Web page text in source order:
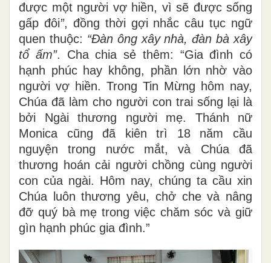
được một người vợ hiền, vì sẽ được sống
gấp đôi”, đồng thời gợi nhắc câu tục ngữ
quen thuộc: “Đàn ông xây nhà, đàn bà xây
tổ ấm”. Cha chia sẻ thêm: “Gia đình có
hạnh phúc hay không, phần lớn nhờ vào
người vợ hiền. Trong Tin Mừng hôm nay,
Chúa đã làm cho người con trai sống lại là
bởi Ngài thương người mẹ. Thánh nữ
Monica cũng đã kiên trì 18 năm cầu
nguyện trong nước mắt, và Chúa đã
thương hoán cải người chồng cùng người
con của ngài. Hôm nay, chúng ta cầu xin
Chúa luôn thương yêu, chở che và nâng
đỡ quý bà mẹ trong việc chăm sóc và giữ
gìn hạnh phúc gia đình.”